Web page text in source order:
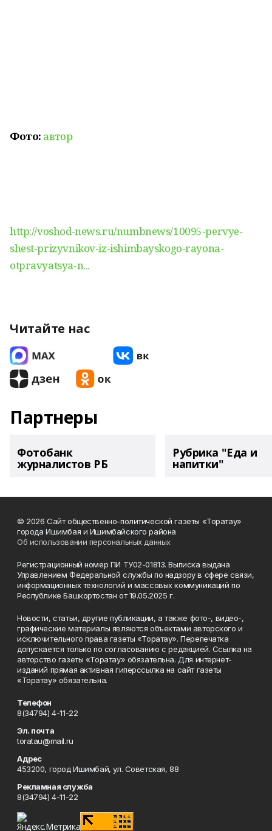
Фото: автор
http://voshod-news.ru/numbnews/10095-pervye-
shest-prizyvnikov-iz-ishimbayskogo-rayona-
otpravyatsya-n...
Читайте нас
Партнеры
Фотобанк
журналистов РБ
Рубрика "Еда и
напитки"
© 2026 Сайт общественно-политической газеты «Торатау»
города Ишимбая и Ишимбайского района
Об использовании персональных данных
Регистрационный номер ПИ ТУ02-01813. Выписка выдана
Управлением Федеральной службы по надзору в сфере связи,
информационных технологий и массовых коммуникаций по
Республике Башкортостан от 19.05.2025 г.
Новости, статьи, другие публикации, а также фото-, видео-,
графические материалы являются объектами авторского и
исключительного права газеты «Торатау». Перепечатка
допускается только по согласованию с редакцией. Ссылка на
авторство газеты «Торатау» обязательна. Для интернет-
изданий прямая активная гиперссылка на сайт газеты
«Торатау» обязательна.
Телефон
8(34794) 4-11-22
Эл. почта
toratau@mail.ru
Адрес
453200, город Ишимбай, ул. Советская, 88
Рекламная служба
8(34794) 4-11-22